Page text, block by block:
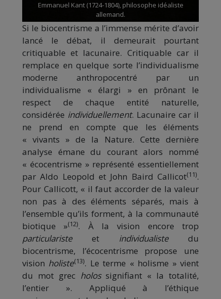
Emmanuel Kant (1724-1804), philosophe idéaliste
allemand.
Si le biocentrisme a l’immense mérite d’avoir
lancé le débat, il demeurait pourtant
critiquable et lacunaire. Critiquable car il
remplace en quelque sorte l’individualisme
moderne anthropocentré par un
individualisme « élargi » en prônant le
respect de chaque entité naturelle,
considérée individuellement. Lacunaire car il
ne prend en compte que les éléments
« vivants » de la Nature. Cette dernière
analyse émane du courant alors nommé
« écocentrisme » représenté essentiellement
par Aldo Leopold et John Baird Callicot(11).
Pour Callicott, « il faut accorder de la valeur
non pas à des éléments séparés, mais à
l’ensemble qu’ils forment, à la communauté
biotique »(12). À la vision encore trop
particulariste et individualistedu
biocentrisme, l’écocentrisme propose une
vision holiste(13). Le terme « holisme » vient
du mot grec holossignifiant « la totalité,
l’entier ». Appliqué à l’éthique